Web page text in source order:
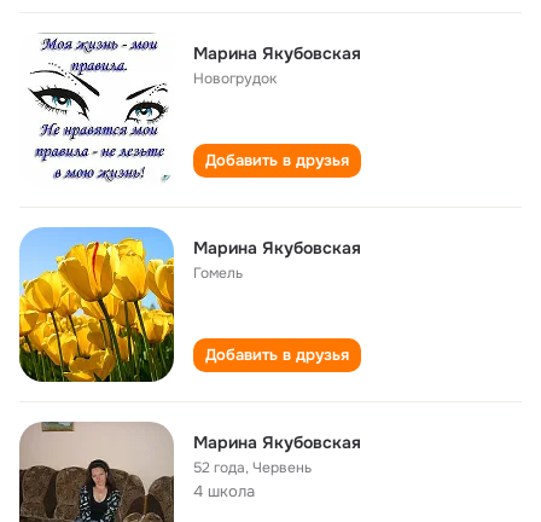
Марина Якубовская
Новогрудок
Добавить в друзья
Марина Якубовская
Гомель
Добавить в друзья
Марина Якубовская
52 года,Червень
4 школа